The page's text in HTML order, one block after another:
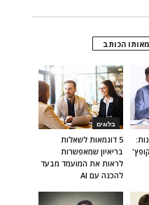
הכותב
בלוגים
5 דוגמאות לשאלות
בריאיון שמאפשרות
לראות את המועמד מבעד
להכנה עם AI